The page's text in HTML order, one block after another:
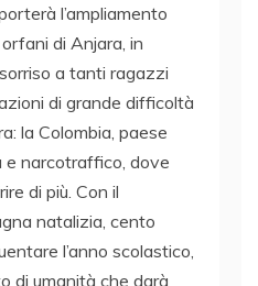
l’ampliamento
di Anjara, in
a tanti ragazzi
di grande difficoltà
la Colombia, paese
narcotraffico, dove
di più. Con il
natalizia, cento
l’anno scolastico,
di umanità che darà